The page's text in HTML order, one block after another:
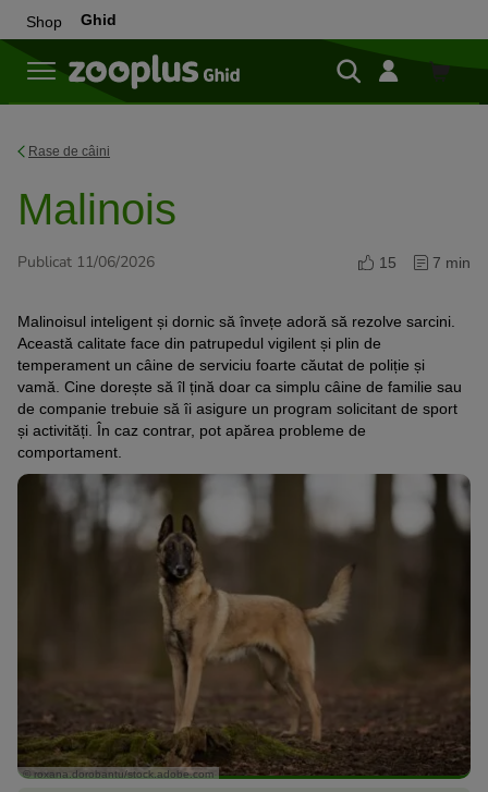
Shop Ghid
Rase de câini
Malinois
Publicat 11/06/2026 15 7 min
Malinoisul inteligent și dornic să învețe adoră să rezolve sarcini.
Această calitate face din patrupedul vigilent și plin de
temperament un câine de serviciu foarte căutat de poliție și
vamă. Cine dorește să îl țină doar ca simplu câine de familie sau
de companie trebuie să îi asigure un program solicitant de sport
și activități. În caz contrar, pot apărea probleme de
comportament.
© roxana.dorobantu/stock.adobe.com